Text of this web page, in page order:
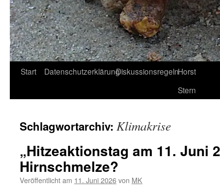
Start DatenschutzerklärungDiskussionsregelnHorst
Stern
Schlagwortarchiv: Klimakrise
„Hitzeaktionstag am 11. Juni
Hirnschmelze?
Veröffentlicht am 11. Juni 2026von MK